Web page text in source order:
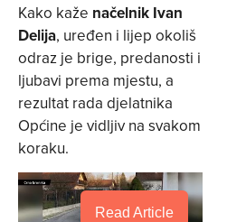
Kako kaže načelnik Ivan
Delija, uređen i lijep okoliš
odraz je brige, predanosti i
ljubavi prema mjestu, a
rezultat rada djelatnika
Općine je vidljiv na svakom
koraku.
Read Article